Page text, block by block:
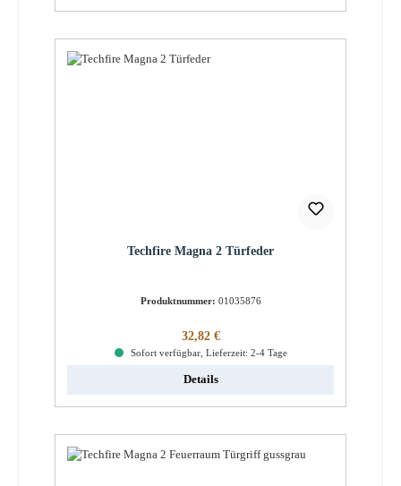
Techfire Magna 2 Türfeder
Produktnummer: 01035876
Regulärer Preis:
32,82 €
Sofort verfügbar, Lieferzeit: 2-4 Tage
Details